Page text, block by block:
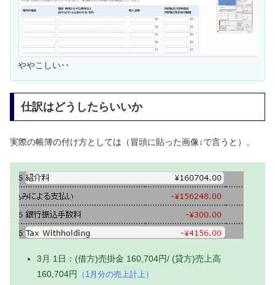
ややこしい･･
仕訳はどうしたらいいか
実際の帳簿の付け方としては（冒頭に貼った画像↓で言うと）、
3月 1日：(借方)売掛金 160,704円/ (貸方)売上高
160,704円 （1月分の売上計上）